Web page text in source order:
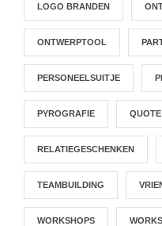
LOGO BRANDEN
ONTWERPTOOL
PERSONEELSUITJE
PYROGRAFIE QUOTE
RELATIEGESCHENKEN
TEAMBUILDING
WORKSHOPS